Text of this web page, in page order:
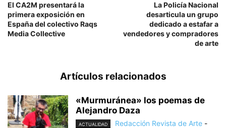
El CA2M presentará la
primera exposición en
España del colectivo Raqs
Media Collective
La Policía Nacional
desarticula un grupo
dedicado a estafar a
vendedores y compradores
de arte
Artículos relacionados
«Murmuránea» los poemas de
Alejandro Daza
ACTUALIDAD Redacción Revista de Arte -